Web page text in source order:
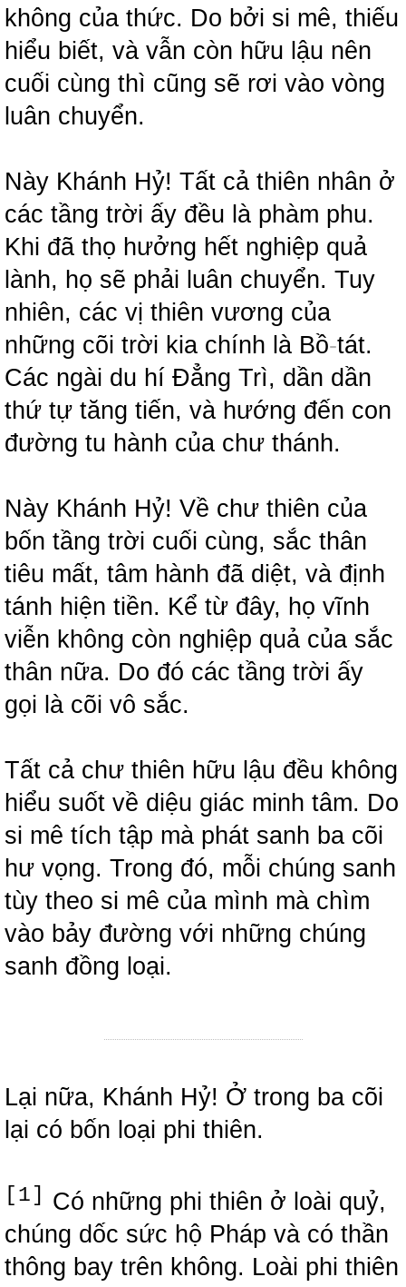
không của thức. Do bởi si mê, thiếu
hiểu biết, và vẫn còn hữu lậu nên
cuối cùng thì cũng sẽ rơi vào vòng
luân chuyển.
Này Khánh Hỷ! Tất cả thiên nhân ở
các tầng trời ấy đều là phàm phu.
Khi đã thọ hưởng hết nghiệp quả
lành, họ sẽ phải luân chuyển. Tuy
nhiên, các vị thiên vương của
những cõi trời kia chính là Bồ-tát.
Các ngài du hí Đẳng Trì, dần dần
thứ tự tăng tiến, và hướng đến con
đường tu hành của chư thánh.
Này Khánh Hỷ! Về chư thiên của
bốn tầng trời cuối cùng, sắc thân
tiêu mất, tâm hành đã diệt, và định
tánh hiện tiền. Kể từ đây, họ vĩnh
viễn không còn nghiệp quả của sắc
thân nữa. Do đó các tầng trời ấy
gọi là cõi vô sắc.
Tất cả chư thiên hữu lậu đều không
hiểu suốt về diệu giác minh tâm. Do
si mê tích tập mà phát sanh ba cõi
hư vọng. Trong đó, mỗi chúng sanh
tùy theo si mê của mình mà chìm
vào bảy đường với những chúng
sanh đồng loại.
Lại nữa, Khánh Hỷ! Ở trong ba cõi
lại có bốn loại phi thiên.
[1]
Có những phi thiên ở loài quỷ,
chúng dốc sức hộ Pháp và có thần
thông bay trên không. Loài phi thiên